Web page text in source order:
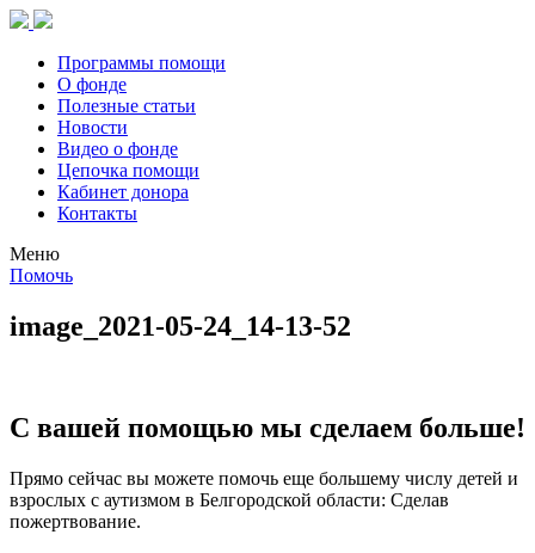
Программы помощи
О фонде
Полезные статьи
Новости
Видео о фонде
Цепочка помощи
Кабинет донора
Контакты
Меню
Помочь
image_2021-05-24_14-13-52
С вашей помощью мы сделаем больше!
Прямо сейчас вы можете помочь еще большему числу детей и
взрослых с аутизмом в Белгородской области: Сделав
пожертвование.